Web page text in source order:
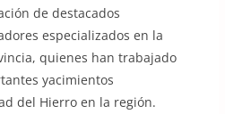
de destacados
especializados en la
quienes han trabajado
yacimientos
del Hierro en la región.